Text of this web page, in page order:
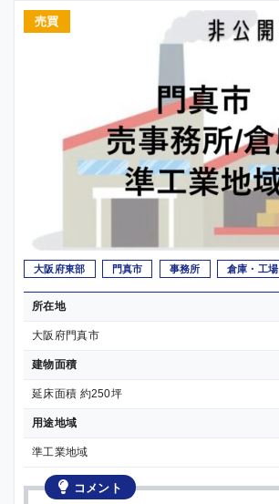
売買
大阪府東部 門真市 事務所 倉庫・工場
所在地
大阪府門真市
建物面積
延床面積 約250坪
用途地域
準工業地域
コメント